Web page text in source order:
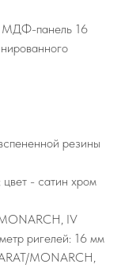
МДФ-панель 16
резины
- сатин хром
IV
ригелей: 16 мм
MONARCH,